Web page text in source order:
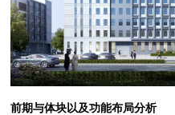
前期与体块以及功能布局分析